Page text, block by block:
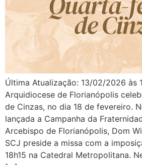
Última Atualização: 13/02/2026 às
Arquidiocese de Florianópolis
de Cinzas, no dia 18 de fevereiro.
lançada a Campanha da
Arcebispo de Florianópolis, Dom
SCJ preside a missa com a
18h15 na Catedral Metropolitana.